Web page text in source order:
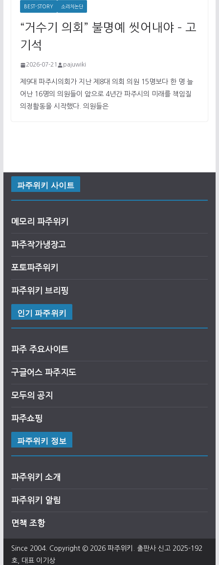
BEST-STORY 소리치논단
“거수기 의회” 불명예 씻어내야 – 고
기석
2026-07-21 pajuwiki
제9대 파주시의회가 지난 제8대 의회 의원 15명보다 한 명 늘
어난 16명의 의원들이 앞으로 4년간 파주시의 미래를 책임질
의정활동을 시작했다. 의원들은
파주위키 사이트
메모리 파주위키
파주작가냉장고
포토파주위키
파주위키 브리핑
인기 파주위키
파주 주요사이트
구글어스 파주지도
모두의 공지
파주쇼핑
파주위키 정보
파주위키 소개
파주위키 알림
면책 조항
Since 2004. Copyright © 2026 파주위키
. 출판사 신고 2025-192
호, 대표 이기상